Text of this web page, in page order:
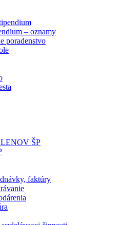
– oznamy
poradenstvo
ŠP
faktúry